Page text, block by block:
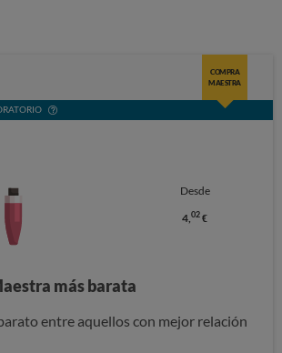
COMPRA
MAESTRA
Desde
4,02 €
más barata
entre aquellos con mejor relación